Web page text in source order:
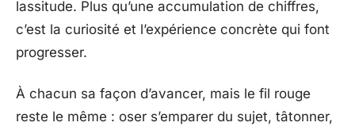
lassitude. Plus qu’une accumulation de chiffres,
c’est la curiosité et l’expérience concrète qui font
progresser.
À chacun sa façon d’avancer, mais le fil rouge
reste le même : oser s’emparer du sujet, tâtonner,